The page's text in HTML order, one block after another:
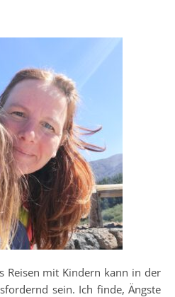
sein. Ich finde, Ängste